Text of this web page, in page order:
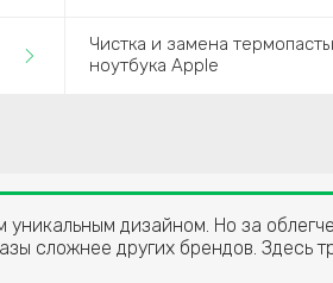
Чистка и замена термопасты
ноутбука Apple
уникальным дизайном. Но за
сложнее других брендов. Здесь